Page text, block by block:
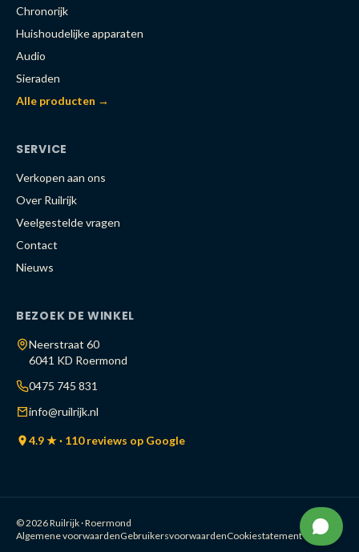
Chronorijk
Huishoudelijke apparaten
Audio
Sieraden
Alle producten →
SERVICE
Verkopen aan ons
Over Ruilrijk
Veelgestelde vragen
Contact
Nieuws
BEZOEK DE WINKEL
Neerstraat 60
6041 KD Roermond
0475 745 831
info@ruilrijk.nl
4.9 ★ · 110 reviews op Google
© 2026 Ruilrijk · Roermond
Algemene voorwaardenGebruikersvoorwaardenCookiestatement